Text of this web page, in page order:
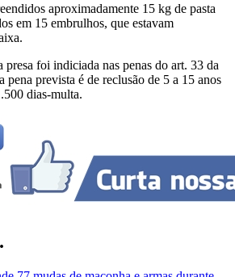
aproximadamente 15 kg de pasta
em 15 embrulhos, que estavam
presa foi indiciada nas penas do art. 33 da
pena prevista é de reclusão de 5 a 15 anos
dias-multa.